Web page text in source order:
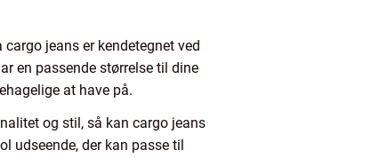
jeans er kendetegnet ved
en passende størrelse til dine
at have på.
og stil, så kan cargo jeans
udseende, der kan passe til